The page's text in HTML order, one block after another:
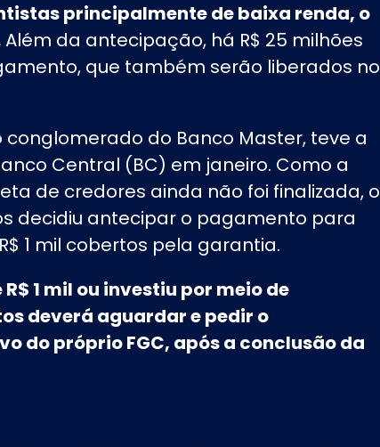
principalmente de baixa renda, o
Além da antecipação, há R$ 25 milhões
que também serão liberados no
do Banco Master, teve a
Central (BC) em janeiro. Como a
de credores ainda não foi finalizada, o
decidiu antecipar o pagamento para
1 mil cobertos pela garantia.
1 mil ou investiu por meio de
deverá aguardar e pedir o
do próprio FGC, após a conclusão da